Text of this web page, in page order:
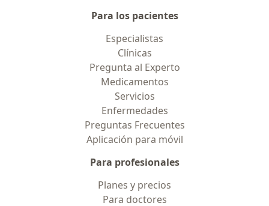
Para los pacientes
Especialistas
Clínicas
Pregunta al Experto
Medicamentos
Servicios
Enfermedades
Preguntas Frecuentes
Aplicación para móvil
Para profesionales
Planes y precios
Para doctores